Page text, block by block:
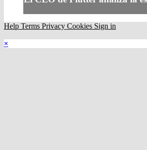
Help Terms Privacy Cookies Sign in
×